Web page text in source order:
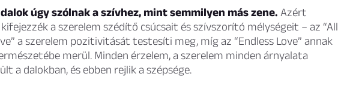
úgy szólnak a szívhez, mint semmilyen más zene. Azért
a szerelem szédítő csúcsait és szívszorító mélységeit – az “All
a szerelem pozitivitását testesíti meg, míg az “Endless Love” annak
merül. Minden érzelem, a szerelem minden árnyalata
a dalokban, és ebben rejlik a szépsége.